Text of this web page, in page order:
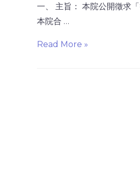
一、 主旨： 本院公開徵求
本院合 …
Read More »